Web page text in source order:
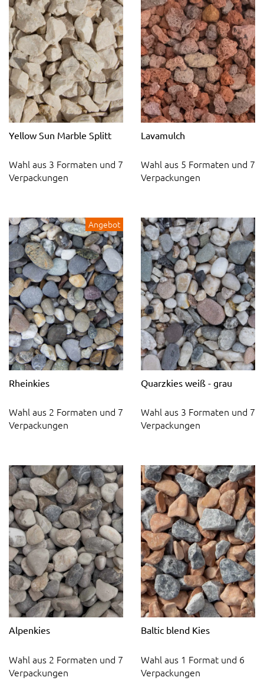
Yellow Sun Marble Splitt
Wahl aus 3 Formaten und 7
Verpackungen
Lavamulch
Wahl aus 5 Formaten und 7
Verpackungen
Angebot
Rheinkies
Wahl aus 2 Formaten und 7
Verpackungen
Quarzkies weiß - grau
Wahl aus 3 Formaten und 7
Verpackungen
Alpenkies
Wahl aus 2 Formaten und 7
Verpackungen
Baltic blend Kies
Wahl aus 1 Format und 6
Verpackungen